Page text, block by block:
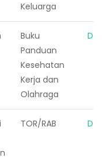
Keluarga
Buku
Panduan
Kesehatan
Kerja dan
Olahraga
TOR/RAB